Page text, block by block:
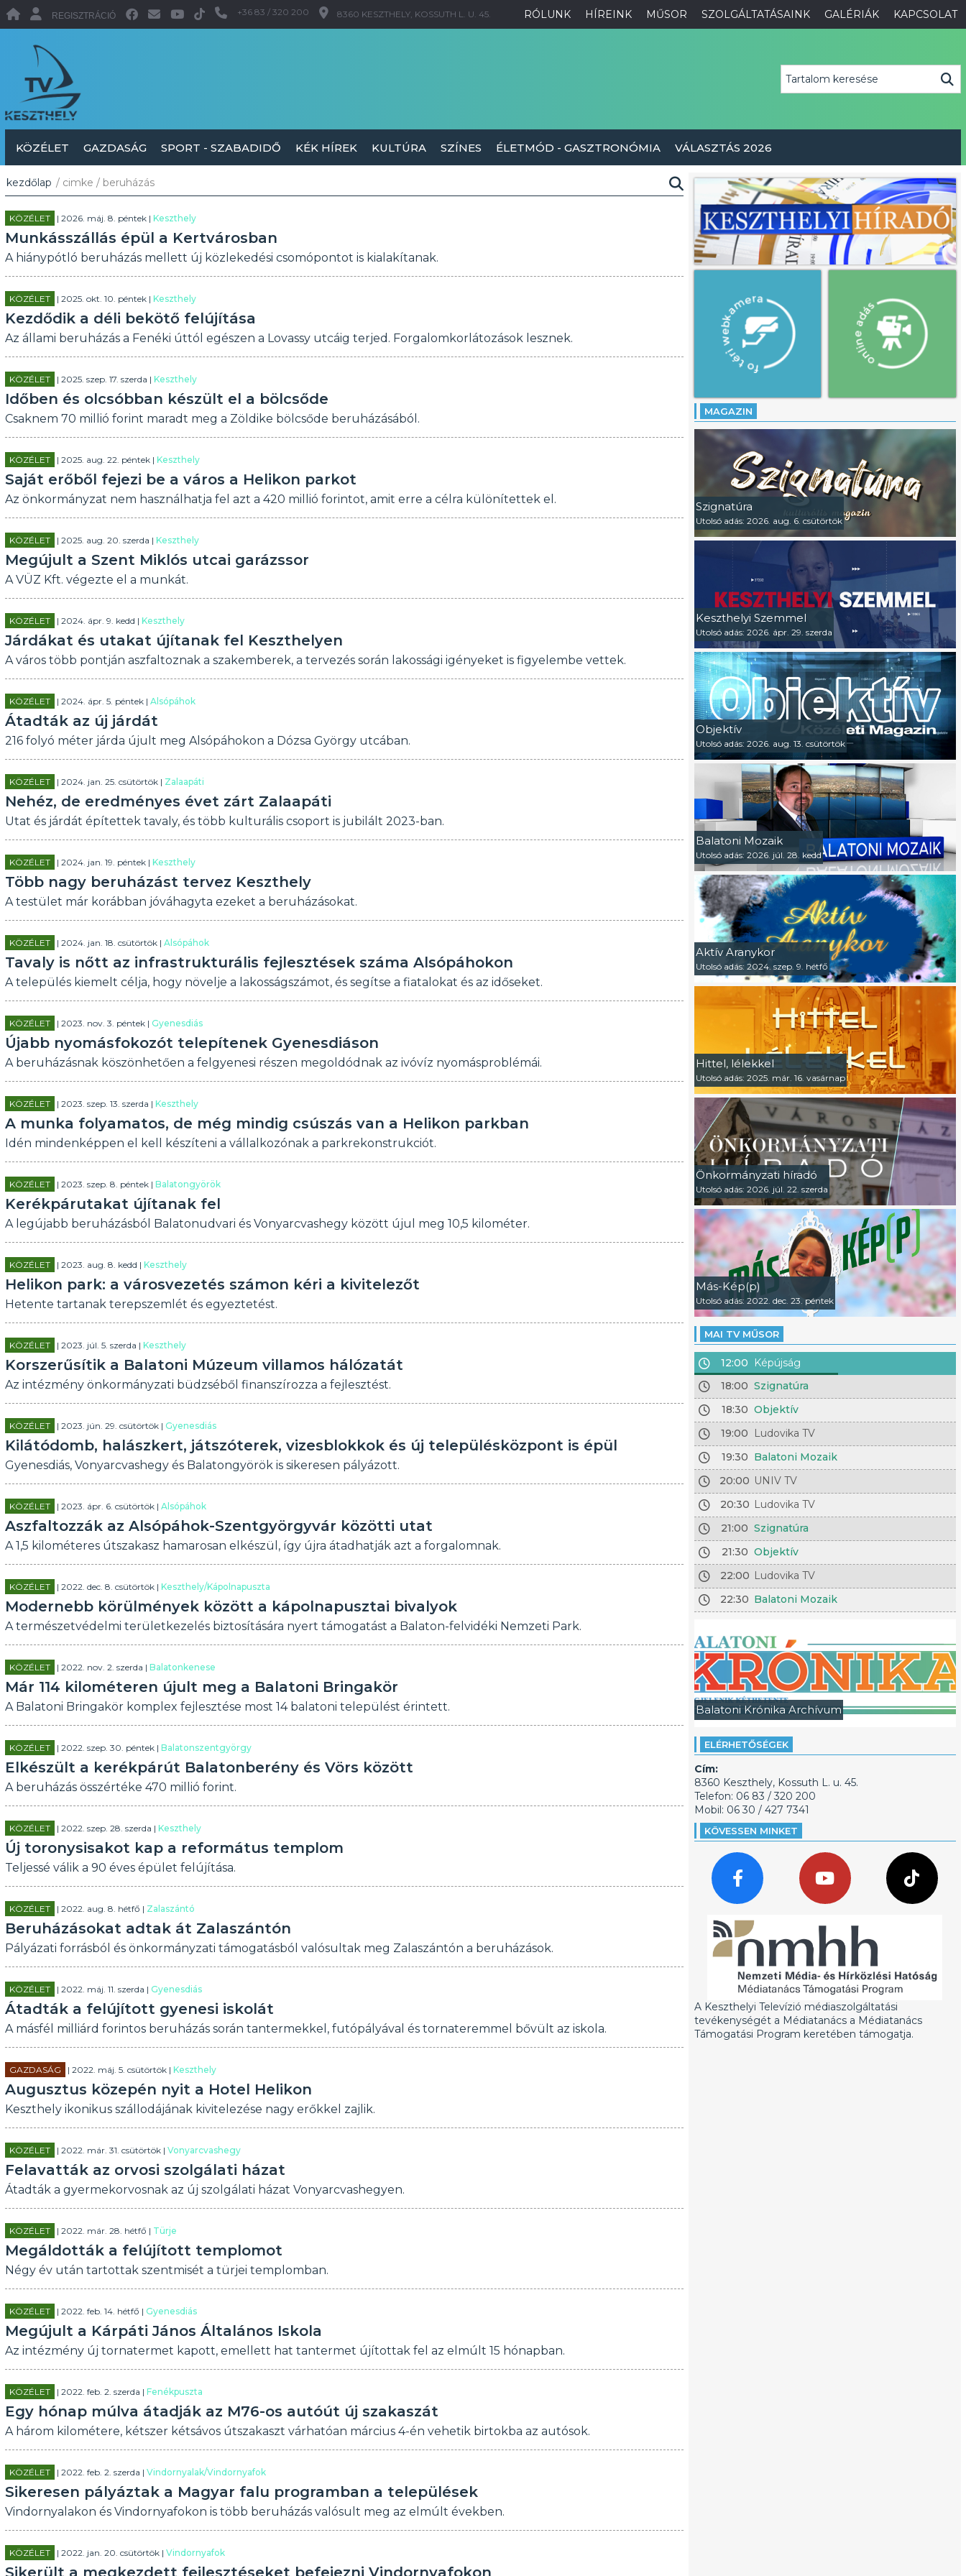
RÓLUNK HÍREINK MŰSOR SZOLGÁLTATÁSAINK GALÉRIÁK KAPCSOLAT
REGISZTRÁCIÓ +36 83 / 320 200 8360 KESZTHELY, KOSSUTH L. U. 45.
KÖZÉLET GAZDASÁG SPORT - SZABADIDŐ KÉK HÍREK KULTÚRA SZÍNES ÉLETMÓD - GASZTRONÓMIA VÁLASZTÁS 2026
kezdőlap / cimke / beruházás
KÖZÉLET | 2026. máj. 8. péntek | Keszthely
Munkásszállás épül a Kertvárosban
A hiánypótló beruházás mellett új közlekedési csomópontot is kialakítanak.
KÖZÉLET | 2025. okt. 10. péntek | Keszthely
Kezdődik a déli bekötő felújítása
Az állami beruházás a Fenéki úttól egészen a Lovassy utcáig terjed. Forgalomkorlátozások lesznek.
KÖZÉLET | 2025. szep. 17. szerda | Keszthely
Időben és olcsóbban készült el a bölcsőde
Csaknem 70 millió forint maradt meg a Zöldike bölcsőde beruházásából.
KÖZÉLET | 2025. aug. 22. péntek | Keszthely
Saját erőből fejezi be a város a Helikon parkot
Az önkormányzat nem használhatja fel azt a 420 millió forintot, amit erre a célra különítettek el.
KÖZÉLET | 2025. aug. 20. szerda | Keszthely
Megújult a Szent Miklós utcai garázssor
A VÜZ Kft. végezte el a munkát.
KÖZÉLET | 2024. ápr. 9. kedd | Keszthely
Járdákat és utakat újítanak fel Keszthelyen
A város több pontján aszfaltoznak a szakemberek, a tervezés során lakossági igényeket is figyelembe vettek.
KÖZÉLET | 2024. ápr. 5. péntek | Alsópáhok
Átadták az új járdát
216 folyó méter járda újult meg Alsópáhokon a Dózsa György utcában.
KÖZÉLET | 2024. jan. 25. csütörtök | Zalaapáti
Nehéz, de eredményes évet zárt Zalaapáti
Utat és járdát építettek tavaly, és több kulturális csoport is jubilált 2023-ban.
KÖZÉLET | 2024. jan. 19. péntek | Keszthely
Több nagy beruházást tervez Keszthely
A testület már korábban jóváhagyta ezeket a beruházásokat.
KÖZÉLET | 2024. jan. 18. csütörtök | Alsópáhok
Tavaly is nőtt az infrastrukturális fejlesztések száma Alsópáhokon
A település kiemelt célja, hogy növelje a lakosságszámot, és segítse a fiatalokat és az időseket.
KÖZÉLET | 2023. nov. 3. péntek | Gyenesdiás
Újabb nyomásfokozót telepítenek Gyenesdiáson
A beruházásnak köszönhetően a felgyenesi részen megoldódnak az ivóvíz nyomásproblémái.
KÖZÉLET | 2023. szep. 13. szerda | Keszthely
A munka folyamatos, de még mindig csúszás van a Helikon parkban
Idén mindenképpen el kell készíteni a vállalkozónak a parkrekonstrukciót.
KÖZÉLET | 2023. szep. 8. péntek | Balatongyörök
Kerékpárutakat újítanak fel
A legújabb beruházásból Balatonudvari és Vonyarcvashegy között újul meg 10,5 kilométer.
KÖZÉLET | 2023. aug. 8. kedd | Keszthely
Helikon park: a városvezetés számon kéri a kivitelezőt
Hetente tartanak terepszemlét és egyeztetést.
KÖZÉLET | 2023. júl. 5. szerda | Keszthely
Korszerűsítik a Balatoni Múzeum villamos hálózatát
Az intézmény önkormányzati büdzséből finanszírozza a fejlesztést.
KÖZÉLET | 2023. jún. 29. csütörtök | Gyenesdiás
Kilátódomb, halászkert, játszóterek, vizesblokkok és új településközpont is épül
Gyenesdiás, Vonyarcvashegy és Balatongyörök is sikeresen pályázott.
KÖZÉLET | 2023. ápr. 6. csütörtök | Alsópáhok
Aszfaltozzák az Alsópáhok-Szentgyörgyvár közötti utat
A 1,5 kilométeres útszakasz hamarosan elkészül, így újra átadhatják azt a forgalomnak.
KÖZÉLET | 2022. dec. 8. csütörtök | Keszthely/Kápolnapuszta
Modernebb körülmények között a kápolnapusztai bivalyok
A természetvédelmi területkezelés biztosítására nyert támogatást a Balaton-felvidéki Nemzeti Park.
KÖZÉLET | 2022. nov. 2. szerda | Balatonkenese
Már 114 kilométeren újult meg a Balatoni Bringakör
A Balatoni Bringakör komplex fejlesztése most 14 balatoni települést érintett.
KÖZÉLET | 2022. szep. 30. péntek | Balatonszentgyörgy
Elkészült a kerékpárút Balatonberény és Vörs között
A beruházás összértéke 470 millió forint.
KÖZÉLET | 2022. szep. 28. szerda | Keszthely
Új toronysisakot kap a református templom
Teljessé válik a 90 éves épület felújítása.
KÖZÉLET | 2022. aug. 8. hétfő | Zalaszántó
Beruházásokat adtak át Zalaszántón
Pályázati forrásból és önkormányzati támogatásból valósultak meg Zalaszántón a beruházások.
KÖZÉLET | 2022. máj. 11. szerda | Gyenesdiás
Átadták a felújított gyenesi iskolát
A másfél milliárd forintos beruházás során tantermekkel, futópályával és tornateremmel bővült az iskola.
GAZDASÁG | 2022. máj. 5. csütörtök | Keszthely
Augusztus közepén nyit a Hotel Helikon
Keszthely ikonikus szállodájának kivitelezése nagy erőkkel zajlik.
KÖZÉLET | 2022. már. 31. csütörtök | Vonyarcvashegy
Felavatták az orvosi szolgálati házat
Átadták a gyermekorvosnak az új szolgálati házat Vonyarcvashegyen.
KÖZÉLET | 2022. már. 28. hétfő | Türje
Megáldották a felújított templomot
Négy év után tartottak szentmisét a türjei templomban.
KÖZÉLET | 2022. feb. 14. hétfő | Gyenesdiás
Megújult a Kárpáti János Általános Iskola
Az intézmény új tornatermet kapott, emellett hat tantermet újítottak fel az elmúlt 15 hónapban.
KÖZÉLET | 2022. feb. 2. szerda | Fenékpuszta
Egy hónap múlva átadják az M76-os autóút új szakaszát
A három kilométere, kétszer kétsávos útszakaszt várhatóan március 4-én vehetik birtokba az autósok.
KÖZÉLET | 2022. feb. 2. szerda | Vindornyalak/Vindornyafok
Sikeresen pályáztak a Magyar falu programban a települések
Vindornyalakon és Vindornyafokon is több beruházás valósult meg az elmúlt években.
KÖZÉLET | 2022. jan. 20. csütörtök | Vindornyafok
Sikerült a megkezdett fejlesztéseket befejezni Vindornyafokon
MAGAZIN
Szignatúra
Utolsó adás: 2026. aug. 6. csütörtök
Keszthelyi Szemmel
Utolsó adás: 2026. ápr. 29. szerda
Objektív
Utolsó adás: 2026. aug. 13. csütörtök
Balatoni Mozaik
Utolsó adás: 2026. júl. 28. kedd
Aktív Aranykor
Utolsó adás: 2024. szep. 9. hétfő
Hittel, lélekkel
Utolsó adás: 2025. már. 16. vasárnap
Önkormányzati híradó
Utolsó adás: 2026. júl. 22. szerda
Más-Kép(p)
Utolsó adás: 2022. dec. 23. péntek
MAI TV MŰSOR
12:00
Képújság
18:00 Szignatúra
18:30 Objektív
19:00
Ludovika TV
19:30 Balatoni Mozaik
20:00 UNIV TV
20:30 Ludovika TV
21:00 Szignatúra
21:30 Objektív
22:00 Ludovika TV
22:30 Balatoni Mozaik
Balatoni Krónika Archívum
ELÉRHETŐSÉGEK
Cím:
8360 Keszthely, Kossuth L. u. 45.
Telefon: 06 83 / 320 200
Mobil: 06 30 / 427 7341
KÖVESSEN MINKET
A Keszthelyi Televízió médiaszolgáltatási
tevékenységét a Médiatanács a Médiatanács
Támogatási Program keretében támogatja.